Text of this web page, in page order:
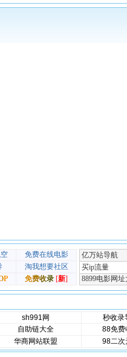
sh991网 秒收录
自助链大全 88免费
华商网站联盟 98二次